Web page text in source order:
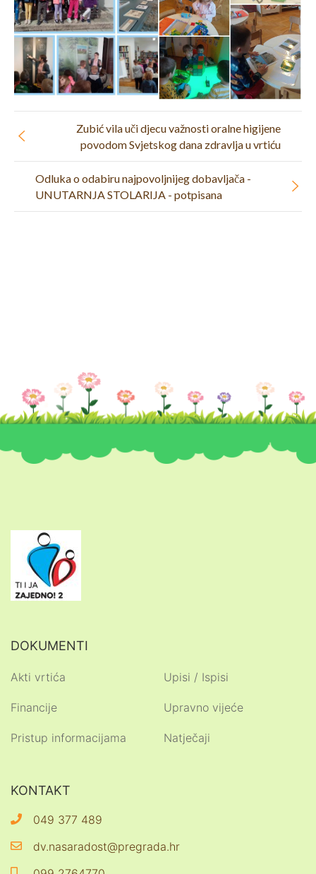
Odluka o odabiru najpovoljnijeg dobavljača -
UNUTARNJA STOLARIJA - potpisana
Zubić vila uči djecu važnosti oralne higijene
povodom Svjetskog dana zdravlja u vrtiću
DOKUMENTI
Akti vrtića
Financije
Pristup informacijama
Upisi / Ispisi
Upravno vijeće
Natječaji
KONTAKT
049 377 489
dv.nasaradost@pregrada.hr